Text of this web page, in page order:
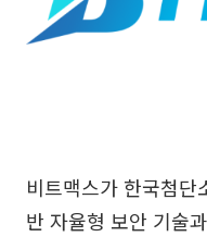
비트맥스가 한국첨단
반 자율형 보안 기술